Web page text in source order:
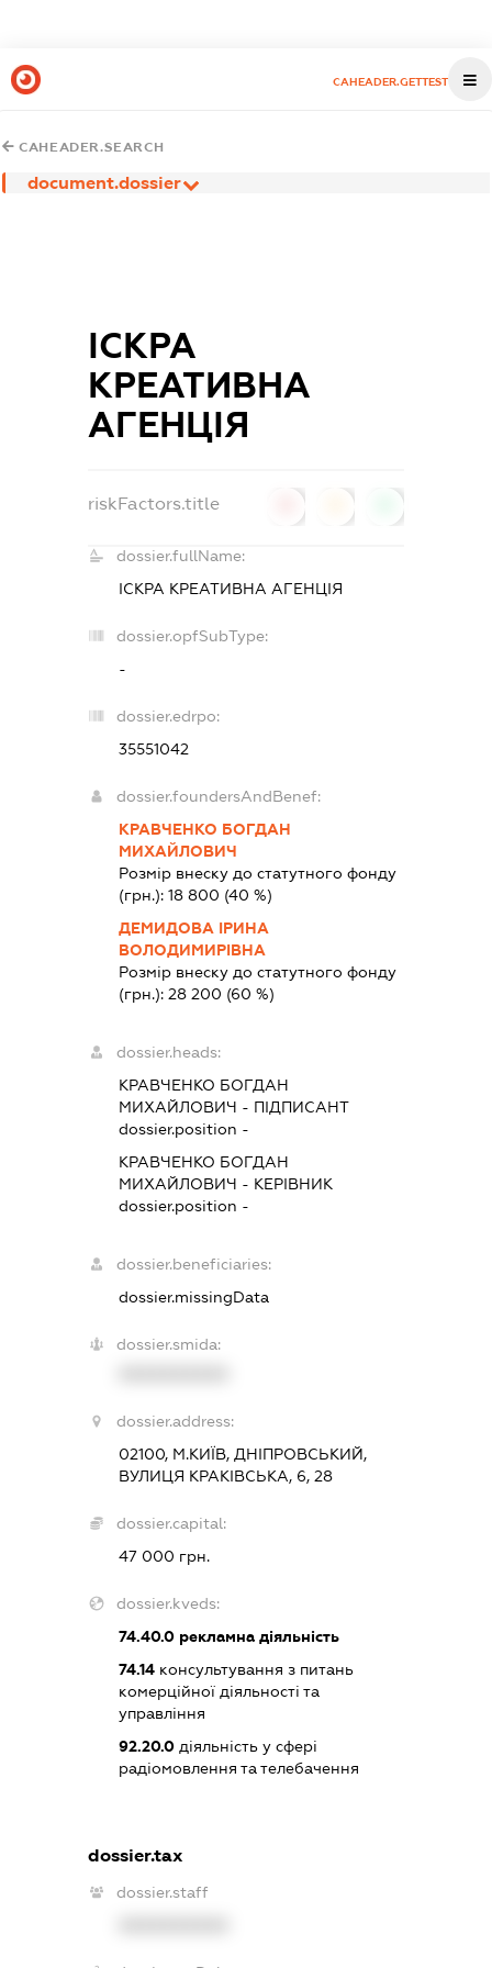
CAHEADER.GETTEST
CAHEADER.SEARCH
document.dossier
ІСКРА
КРЕАТИВНА
АГЕНЦІЯ
riskFactors.title
dossier.fullName:
ІСКРА КРЕАТИВНА АГЕНЦІЯ
dossier.opfSubType:
-
dossier.edrpo:
35551042
dossier.foundersAndBenef:
КРАВЧЕНКО БОГДАН
МИХАЙЛОВИЧ
Розмір внеску до статутного фонду
(грн.): 18 800 (40 %)
ДЕМИДОВА ІРИНА
ВОЛОДИМИРІВНА
Розмір внеску до статутного фонду
(грн.): 28 200 (60 %)
dossier.heads:
КРАВЧЕНКО БОГДАН
МИХАЙЛОВИЧ - ПІДПИСАНТ
dossier.position -
КРАВЧЕНКО БОГДАН
МИХАЙЛОВИЧ - КЕРІВНИК
dossier.position -
dossier.beneficiaries:
dossier.missingData
dossier.smida:
dossier.address:
02100, М.КИЇВ, ДНІПРОВСЬКИЙ,
ВУЛИЦЯ КРАКІВСЬКА, 6, 28
dossier.capital:
47 000 грн.
dossier.kveds:
74.40.0рекламна діяльність
74.14консультування з питань
комерційної діяльності та
управління
92.20.0діяльність у сфері
радіомовлення та телебачення
dossier.tax
dossier.staff